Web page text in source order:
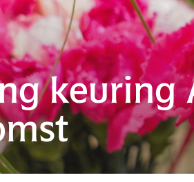
keuring